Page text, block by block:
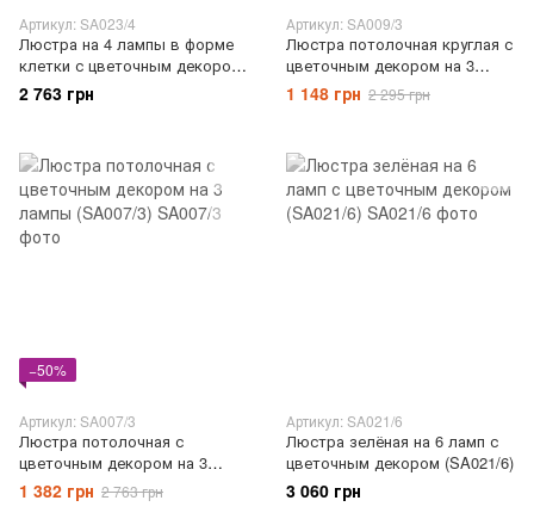
Артикул: SA023/4
Люстра на 4 лампы в форме
клетки с цветочным декором
(SA023/4)
2 763 грн
Артикул: SA009/3
Люстра потолочная круглая с
цветочным декором на 3
лампы (SA009/3)
1 148 грн 2 295 грн
−50%
Артикул: SA007/3
Люстра потолочная с
цветочным декором на 3
лампы (SA007/3)
1 382 грн 2 763 грн
Артикул: SA021/6
Люстра зелёная на 6 ламп с
цветочным декором (SA021/6)
3 060 грн